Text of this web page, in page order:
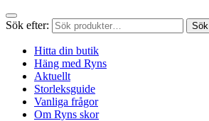
Sök efter: Sök
Hitta din butik
Häng med Ryns
Aktuellt
Storleksguide
Vanliga frågor
Om Ryns skor